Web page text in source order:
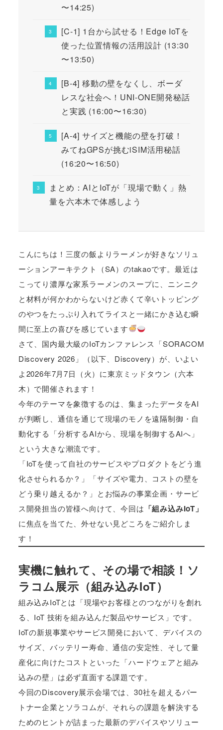
〜14:25)
[C-1] 1台から試せる！Edge IoTを
使った位置情報の活用設計 (13:30
〜13:50)
[B-4] 移動の壁をなくし、ボーダ
レスな社会へ！UNI-ONE開発秘話
と実践 (16:00〜16:30)
[A-4] サイズと機能の壁を打破！
みてねGPSが挑むiSIM活用秘話
(16:20〜16:50)
まとめ：AIとIoTが「現場で動く」熱
量を六本木で体感しよう
こんにちは！三度の飯よりラーメンが好きなソリュ
ーションアーキテクト（SA）のtakaoです。最近は
こってり濃厚な家系ラーメンのスープに、ニンニク
と材料が何かわからないけど赤くて辛いトッピング
のやつをたっぷり入れてライスと一緒にかき込む瞬
間に至上の喜びを感じています
さて、国内最大級のIoTカンファレンス「SORACOM
Discovery 2026」（以下、Discovery）が、いよい
よ2026年7月7日（火）に東京ミッドタウン（六本
木）で開催されます！
今年のテーマを象徴するのは、集まったデータをAI
が判断し、通信を通じて現場のモノを遠隔制御・自
動化する「分析するAIから、現場を制御するAIへ」
という大きな潮流です。
「IoTを使って自社のサービスやプロダクトをどう進
化させられるか？」「サイズや電力、コストの壁を
どう乗り越えるか？」とお悩みの事業企画・サービ
ス開発担当の皆様へ向けて、今回は 「組み込みIoT」
に焦点を当てた、外せない見どころをご紹介しま
す！
実機に触れて、その場で相談！ソ
ラコム展示（組み込みIoT）
組み込みIoTとは「現場やお客様とのつながりを創れ
る、IoT 技術を組み込んだ製品やサービス」です。
IoTの新規事業やサービス開発において、デバイスの
サイズ、バッテリー寿命、通信の安定性、そして量
産化に向けたコストといった「ハードウェアと組み
込みの壁」は必ず直面する課題です。
今回のDiscovery展示会場では、30社を超えるパー
トナー企業とソラコムが、それらの課題を解決する
ためのヒントが詰まった最新のデバイスやソリュー